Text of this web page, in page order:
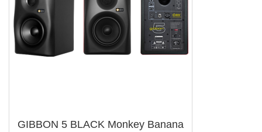
GIBBON 5 BLACK Monkey Banana